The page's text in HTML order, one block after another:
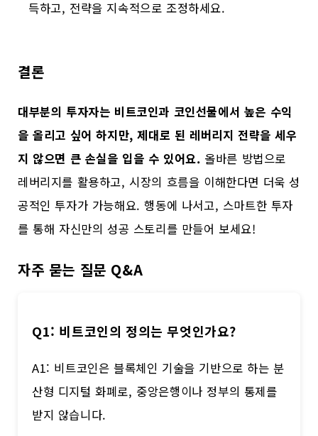
득하고, 전략을 지속적으로 조정하세요.
결론
대부분의 투자자는 비트코인과 코인선물에서 높은 수익
을 올리고 싶어 하지만, 제대로 된 레버리지 전략을 세우
지 않으면 큰 손실을 입을 수 있어요. 올바른 방법으로
레버리지를 활용하고, 시장의 흐름을 이해한다면 더욱 성
공적인 투자가 가능해요. 행동에 나서고, 스마트한 투자
를 통해 자신만의 성공 스토리를 만들어 보세요!
자주 묻는 질문 Q&A
Q1: 비트코인의 정의는 무엇인가요?
A1: 비트코인은 블록체인 기술을 기반으로 하는 분
산형 디지털 화폐로, 중앙은행이나 정부의 통제를
받지 않습니다.